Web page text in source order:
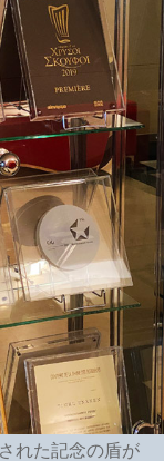
れた記念の盾が